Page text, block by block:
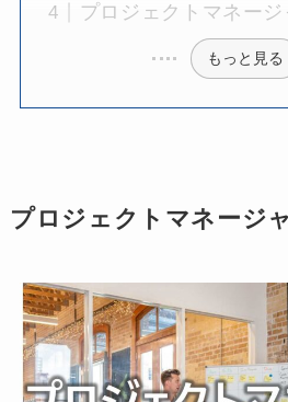
プロジェクトマネー
もっと見る
プロジェクトマネージ